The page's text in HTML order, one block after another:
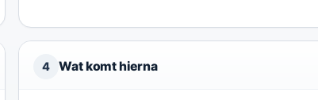
4 Wat komt hierna